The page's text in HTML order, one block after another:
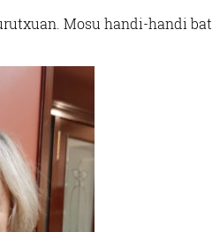
Mosu handi-handi bat